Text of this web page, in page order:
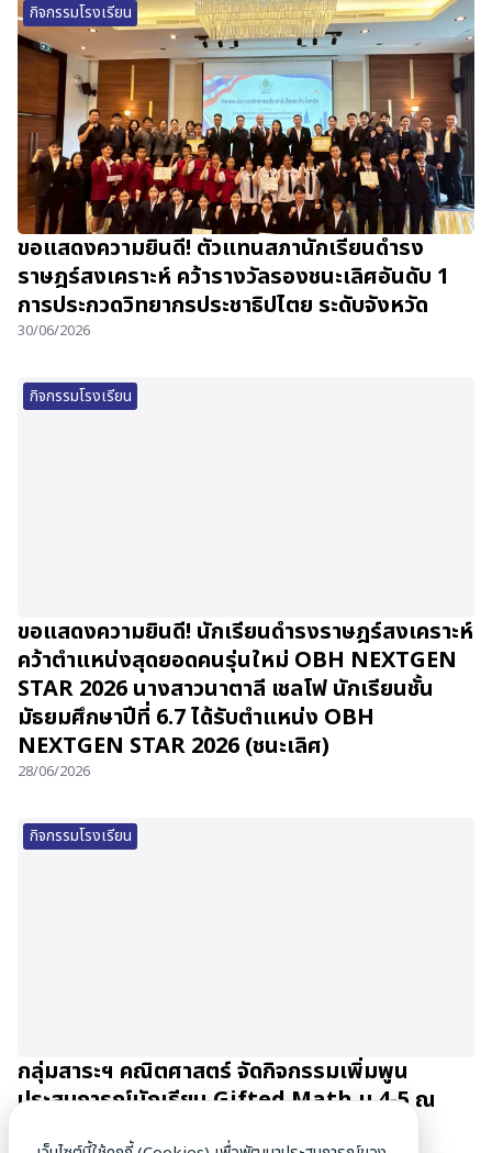
กิจกรรมโรงเรียน
ขอแสดงความยินดี! ตัวแทนสภานักเรียนดำรง
ราษฎร์สงเคราะห์ คว้ารางวัลรองชนะเลิศอันดับ 1
การประกวดวิทยากรประชาธิปไตย ระดับจังหวัด
30/06/2026
กิจกรรมโรงเรียน
ขอแสดงความยินดี! นักเรียนดำรงราษฎร์สงเคราะห์
คว้าตำแหน่งสุดยอดคนรุ่นใหม่ OBH NEXTGEN
STAR 2026 นางสาวนาตาลี เชลโฟ นักเรียนชั้น
มัธยมศึกษาปีที่ 6.7 ได้รับตำแหน่ง OBH
NEXTGEN STAR 2026 (ชนะเลิศ)
28/06/2026
กิจกรรมโรงเรียน
กลุ่มสาระฯ คณิตศาสตร์ จัดกิจกรรมเพิ่มพูน
ประสบการณ์นักเรียน Gifted Math ม.4-5 ณ